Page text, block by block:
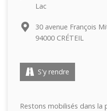
Lac
30 avenue François
94000 CRÉTEIL
S'y rendre
Restons mobilisés dans la